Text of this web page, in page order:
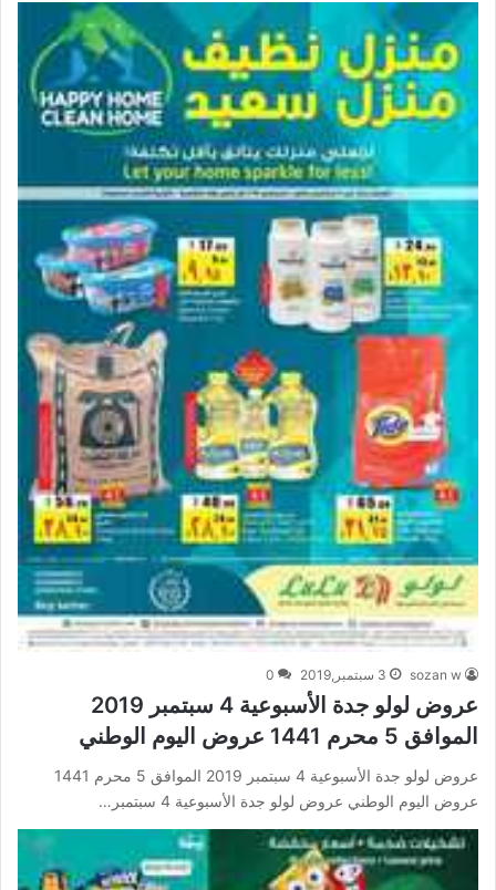
sozan w 3 سبتمبر,2019 0
عروض لولو جدة الأسبوعية 4 سبتمبر 2019
الموافق 5 محرم 1441 عروض اليوم الوطني
عروض لولو جدة الأسبوعية 4 سبتمبر 2019 الموافق 5 محرم 1441
عروض اليوم الوطني عروض لولو جدة الأسبوعية 4 سبتمبر…